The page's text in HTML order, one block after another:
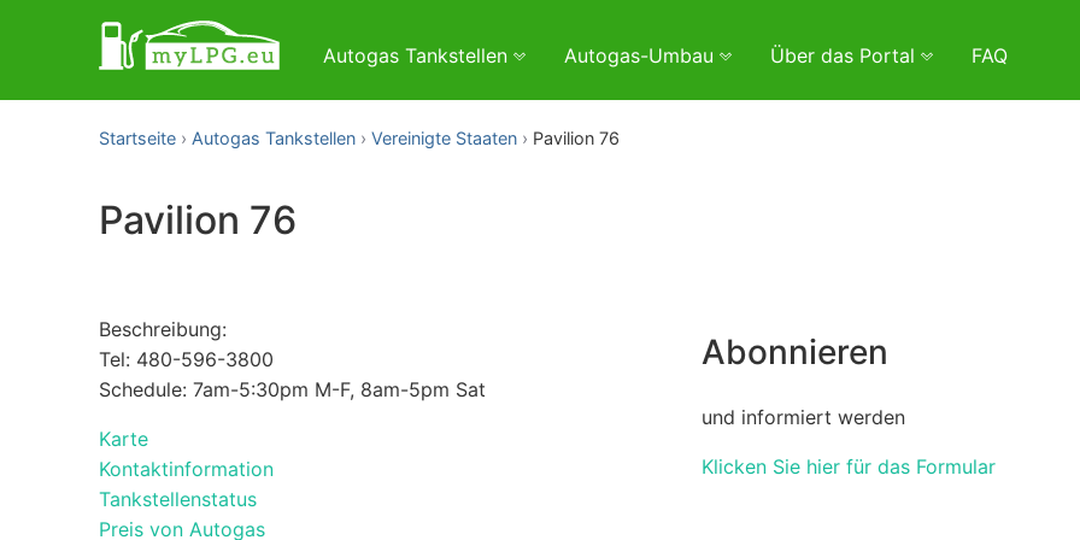
Autogas Tankstellen Autogas-Umbau Über das Portal FAQ
Startseite Autogas Tankstellen Vereinigte Staaten Pavilion 76
Pavilion 76
Beschreibung:
Tel: 480-596-3800
Schedule: 7am-5:30pm M-F, 8am-5pm Sat
Karte
Kontaktinformation
Tankstellenstatus
Preis von Autogas
Abonnieren
und informiert werden
Klicken Sie hier für das Formular